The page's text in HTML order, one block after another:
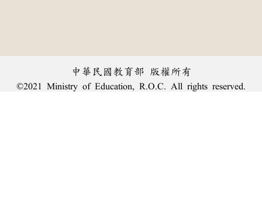
中華民國教育部 版權所有
©2021 Ministry of Education, R.O.C. All rights reserved.